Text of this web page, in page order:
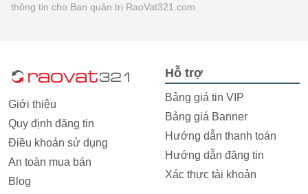
thông tin cho Ban quản trị RaoVat321.com.
Giới thiệu
Quy định đăng tin
Điều khoản sử dụng
An toàn mua bán
Blog
Hỗ trợ
Bảng giá tin VIP
Bảng giá Banner
Hướng dẫn thanh toán
Hướng dẫn đăng tin
Xác thực tài khoản